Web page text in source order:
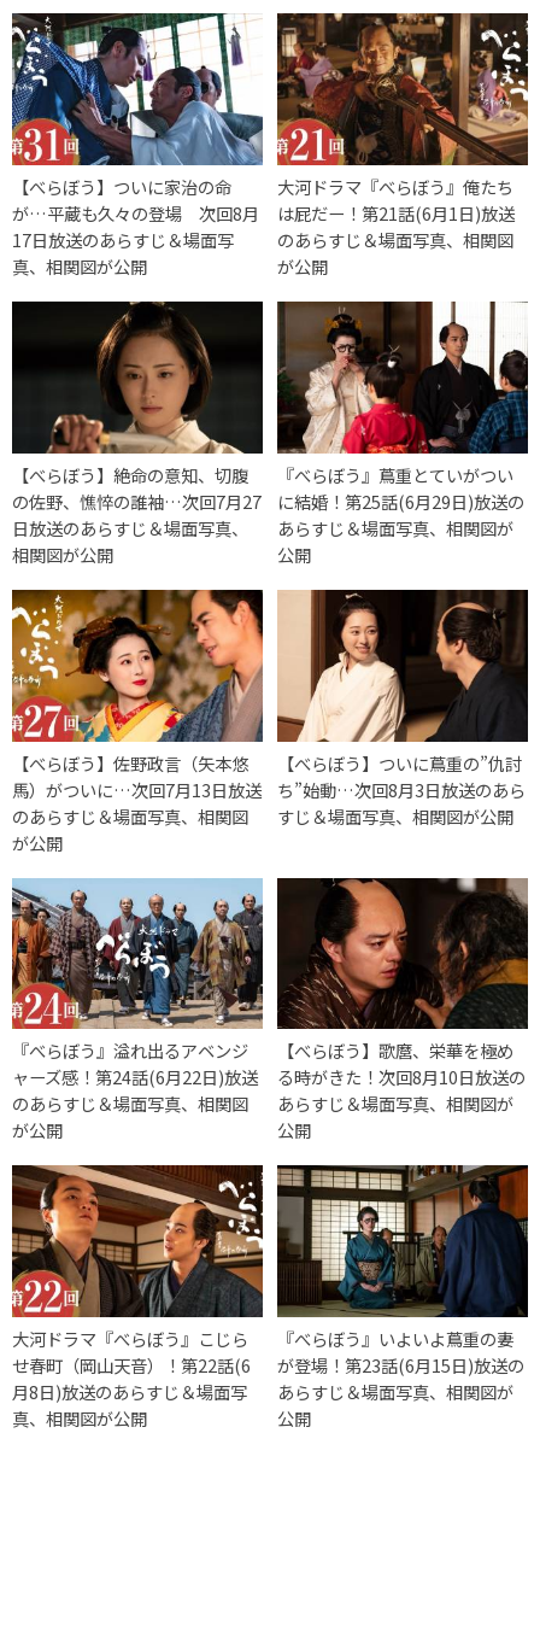
【べらぼう】ついに家治の命
が…平蔵も久々の登場 次回8月
17日放送のあらすじ＆場面写
真、相関図が公開
大河ドラマ『べらぼう』俺たち
は屁だー！第21話(6月1日)放送
のあらすじ＆場面写真、相関図
が公開
【べらぼう】絶命の意知、切腹
の佐野、憔悴の誰袖…次回7月27
日放送のあらすじ＆場面写真、
相関図が公開
『べらぼう』蔦重とていがつい
に結婚！第25話(6月29日)放送の
あらすじ＆場面写真、相関図が
公開
【べらぼう】佐野政言（矢本悠
馬）がついに…次回7月13日放送
のあらすじ＆場面写真、相関図
が公開
【べらぼう】ついに蔦重の”仇討
ち”始動…次回8月3日放送のあら
すじ＆場面写真、相関図が公開
『べらぼう』溢れ出るアベンジ
ャーズ感！第24話(6月22日)放送
のあらすじ＆場面写真、相関図
が公開
【べらぼう】歌麿、栄華を極め
る時がきた！次回8月10日放送の
あらすじ＆場面写真、相関図が
公開
大河ドラマ『べらぼう』こじら
せ春町（岡山天音）！第22話(6
月8日)放送のあらすじ＆場面写
真、相関図が公開
『べらぼう』いよいよ蔦重の妻
が登場！第23話(6月15日)放送の
あらすじ＆場面写真、相関図が
公開